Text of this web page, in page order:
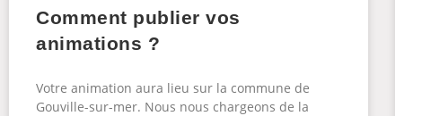
Comment publier vos
animations ?
Votre animation aura lieu sur la commune de
Gouville-sur-mer. Nous nous chargeons de la